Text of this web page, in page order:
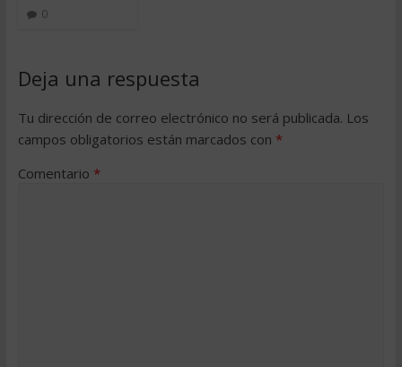
0
Deja una respuesta
Tu dirección de correo electrónico no será publicada. Los
campos obligatorios están marcados con *
Comentario *